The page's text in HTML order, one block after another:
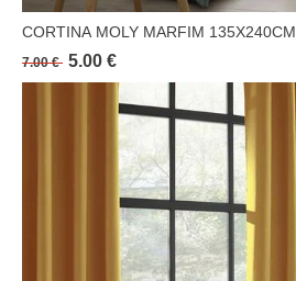
CORTINA MOLY MARFIM 135X240CM
7.00 € 5.00 €